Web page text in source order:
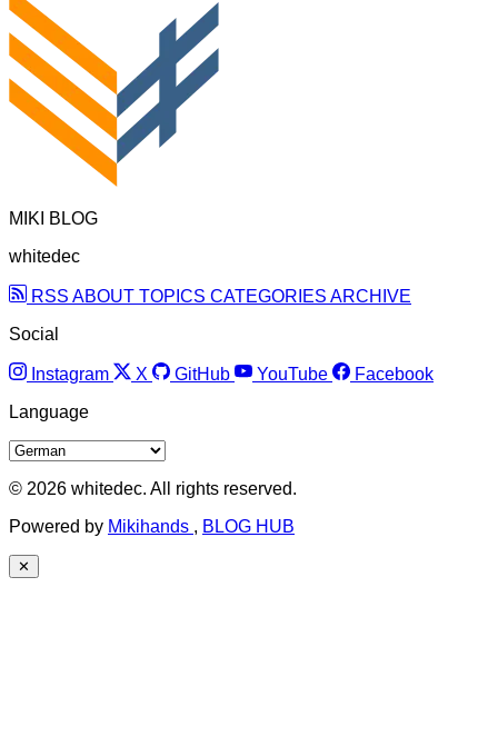
MIKI BLOG
whitedec
RSS ABOUT TOPICS CATEGORIES ARCHIVE
Social
Instagram X GitHub YouTube
Facebook
Language
© 2026 whitedec. All rights reserved.
Powered by Mikihands , BLOG HUB
✕